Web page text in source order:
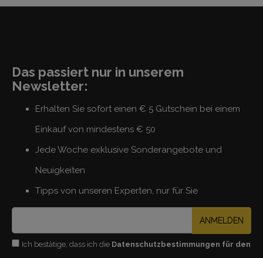
Das passiert nur in unserem
Newsletter:
Erhalten Sie sofort einen € 5 Gutschein bei einem
Einkauf von mindestens € 50
Jede Woche exklusive Sonderangebote und
Neuigkeiten
Tipps von unseren Experten, nur für Sie
ANMELDEN
Ich bestätige, dass ich die Datenschutzbestimmungen für den